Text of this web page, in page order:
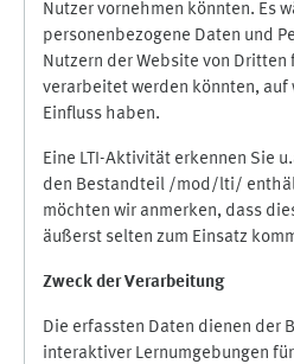
Nutzer vornehmen könnten. Es
personenbezogene Daten und
Nutzern der Website von Dritten
verarbeitet werden könnten, auf
Einfluss haben.
Eine LTI-Aktivität erkennen Sie
den Bestandteil /mod/lti/
möchten wir anmerken, dass
äußerst selten zum Einsatz
Zweck der Verarbeitung
Die erfassten Daten dienen der
interaktiver Lernumgebungen